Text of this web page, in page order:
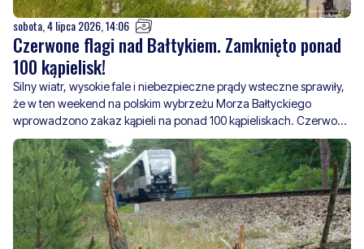
sobota, 4 lipca 2026, 14:06
Czerwone flagi nad Bałtykiem. Zamknięto ponad
100 kąpielisk!
Silny wiatr, wysokie fale i niebezpieczne prądy wsteczne sprawiły,
że w ten weekend na polskim wybrzeżu Morza Bałtyckiego
wprowadzono zakaz kąpieli na ponad 100 kąpieliskach. Czerwone
flagi pojawiły się m.in. w popularnych miejscowościach
turystycznych, ta